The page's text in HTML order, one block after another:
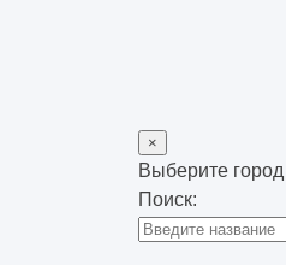
×
Выберите город
Поиск: